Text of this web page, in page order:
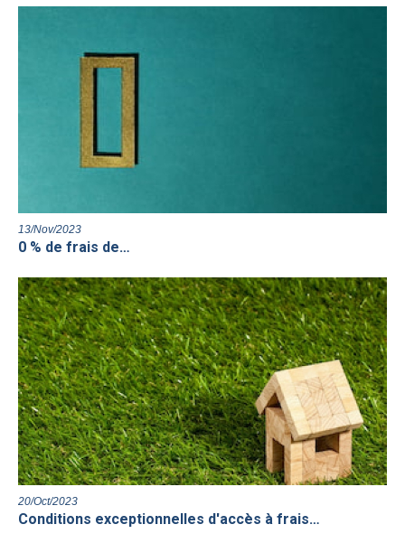
13/Nov/2023
0 % de frais de…
20/Oct/2023
Conditions exceptionnelles d'accès à frais…